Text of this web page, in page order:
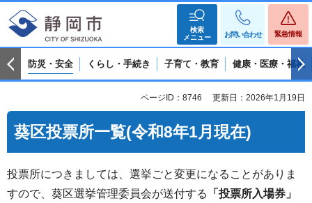
検索
メニュー
お問い合わせ 緊急情報
防災・安全 くらし・手続き 子育て・教育 健康・医療・福祉
ページID：8746 更新日：2026年1月19日
葵区投票所一覧(令和8年1月現在)
投票所につきましては、選挙ごと変更になることがありま
すので、葵区選挙管理委員会が送付する
「投票所入場券」